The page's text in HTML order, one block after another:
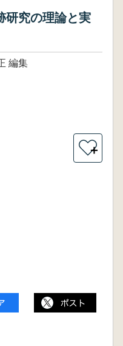
研究の理論と実
編集
＋